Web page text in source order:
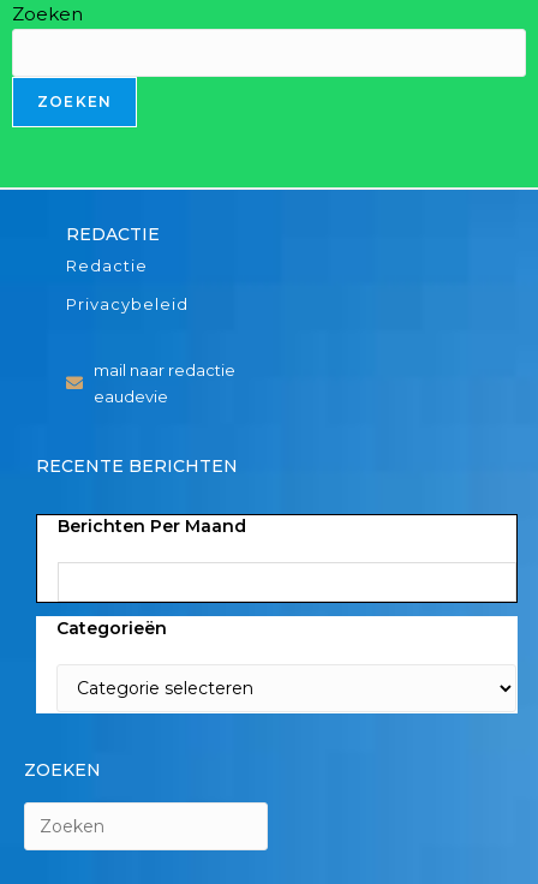
Zoeken
ZOEKEN
REDACTIE
Redactie
Privacybeleid
mail naar redactie
eaudevie
RECENTE BERICHTEN
Berichten Per Maand
Categorieën
ZOEKEN